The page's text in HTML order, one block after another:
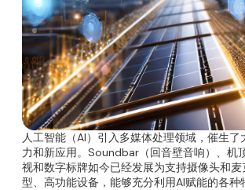
人工智能（AI）引入多媒体处理领域，催生
力和新应用。Soundbar（回音壁音响）、机
视和数字标牌如今已经发展为支持摄像头和
型、高功能设备，能够充分利用AI赋能的各种